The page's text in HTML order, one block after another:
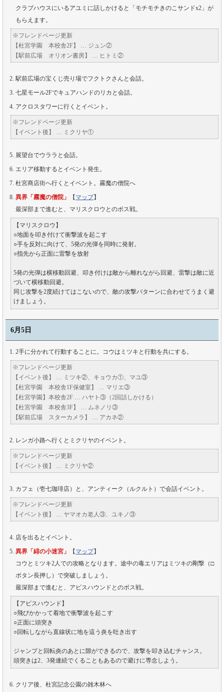
クラブハウスにいるアユミに話しかけると「モチモチきのこサンドx2」が
もらえます。
※フレンドページ更新
【杜宮学園 本校舎2F】 … ジュン②
【駅前広場 オリオン書房】 … ヒトミ②
駅前広場の宝くじ売り場でフクトクさんと会話。
七星モール2Fでキュアハンドのリカと会話。
アクロスタワーに行くとイベント。
※フレンドページ更新
【イベント後】 … ミクリヤ①
展望台でウララと会話。
エリア移動するとイベント発生。
杜宮商店街へ行くとイベント。霧魔の僧院へ
異界「霧魔の僧院」
【 マップ】
最深部まで進むと、マリスクロウとのボス戦。
【マリスクロウ】
○地面を叩き付けて衝撃波を起こす
○手を反対に向けて、5発の光弾を同時に発射。
○指先から正面に雷撃を放射
5発の光弾は横移動回避、叩き付けは敵から離れながら回避、雷撃は敵に近
づいて横移動回避。
同じ攻撃を2度続けてはこないので、敵の攻撃パターンに合わせてうまく避
けましょう。
6月5日
2手に分かれて行動することに。コウはミツキと行動を共にする。
※フレンドページ更新
【イベント後】 … ミツキ②、キョウカ①、マユ③
【杜宮学園 本校舎1F保健室】 … マリエ③
【杜宮学園】本校舎2F … ハヤト③（2回話しかける）
【杜宮学園 本校舎3F】 … ムネノリ③
【駅前広場 スターカメラ】 … アカネ②
レンガ小路へ行くとミクリヤのイベント。
※フレンドページ更新
【イベント後】 … ミクリヤ②
カフェ（壱七珈琲店）と、アンティーク（ルクルト）で会話イベント。
※フレンドページ更新
【イベント後】 … ヤマオカ老人③、ユキノ③
店を出るとイベント。
異界「緋の小迷宮」
【 マップ】
コウとミツキ2人での攻略となります。途中の毒エリアはミツキの剛撃（□
ボタン長押し）で突破しましょう。
最深部まで進むと、アビスハウンドとのボス戦。
【アビスハウンド】
○飛びかかって着地で衝撃波を起こす
○正面に頭突き
○回転しながら直線状に地を這う炎を吐き出す
ジャンプと回転炎のあとに隙ができるので、攻撃を叩き込むチャンス。
頭突きは2、3発連続でくることもあるので避けに専念しよう。
クリア後、杜宮記念公園の雑木林へ